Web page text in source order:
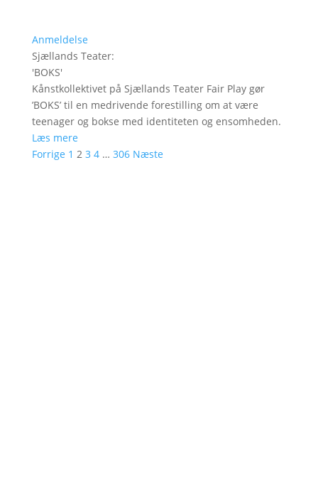
Anmeldelse
Sjællands Teater:
'BOKS'
Kånstkollektivet på Sjællands Teater Fair Play gør
’BOKS’ til en medrivende forestilling om at være
teenager og bokse med identiteten og ensomheden.
Læs mere
Forrige 1 2 3 4 … 306 Næste